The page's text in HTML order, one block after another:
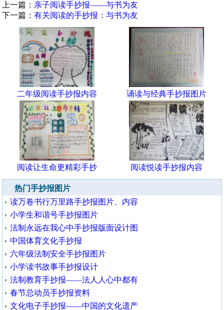
上一篇： 亲子阅读手抄报——与书为友
下一篇：有关阅读的手抄报：与书为友
二年级阅读手抄报内容 诵读与经典手抄报图片
阅读让生命更精彩手抄 阅读悦读手抄报内容
热门手抄报图片
读万卷书行万里路手抄报图片、内容
小学生和谐号手抄报图片
法制永远在我心中手抄报版面设计图
中国体育文化手抄报
六年级法制安全手抄报图片
小学读书故事手抄报设计
法制教育手抄报——法人人心中都有
春节总动员手抄报资料
文化电子手抄报——中国的文化遗产